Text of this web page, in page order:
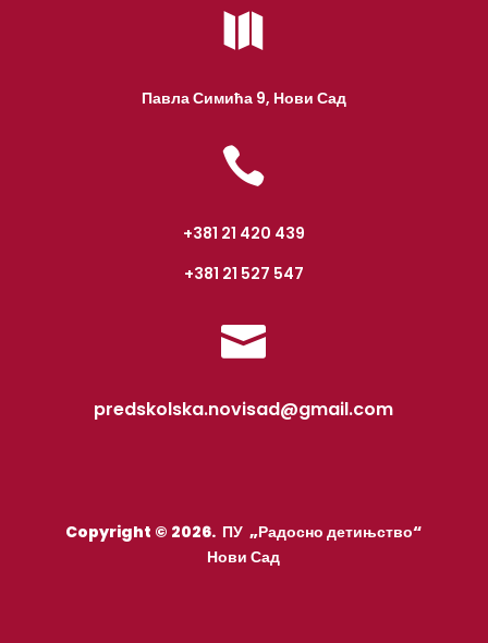

Павла Симића 9, Нови Сад

+381 21 420 439
+381 21 527 547

predskolska.novisad@gmail.com
Copyright © 2026. ПУ „Радосно детињство“
Нови Сад